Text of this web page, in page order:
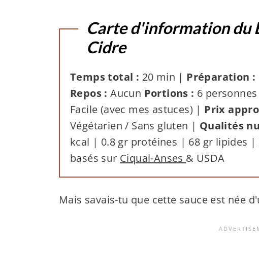
Carte d'information du
Cidre
Temps total : 20 min | Préparation :
Repos : Aucun Portions : 6
Facile (avec mes astuces) | Prix
Végétarien / Sans gluten | Qualités
kcal | 0.8 gr protéines | 68 gr lipides |
basés sur Ciqual-Anses & USDA
Mais savais-tu que cette sauce est née